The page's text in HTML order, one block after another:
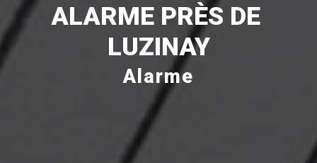
ALARME PRÈS DE
LUZINAY
Alarme